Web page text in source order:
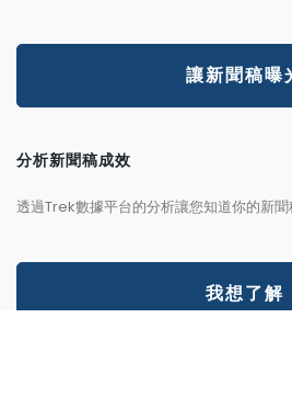
讓新聞稿曝
分析新聞稿成效
透過Trek數據平台的分析讓您知道你的新聞
我想了解